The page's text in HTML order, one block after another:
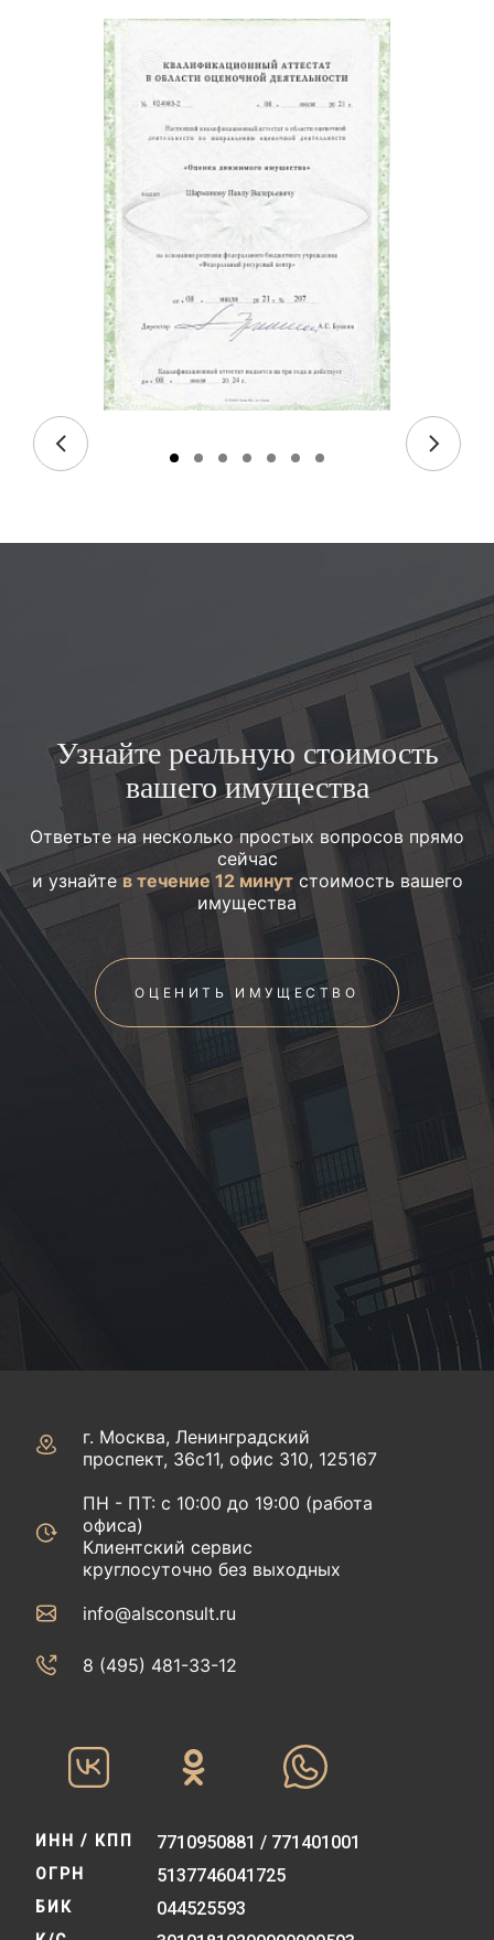
Узнайте реальную стоимость
вашего имущества
Ответьте на несколько простых вопросов прямо
сейчас
и узнайтев течение 12 минутстоимость вашего
имущества
ОЦЕНИТЬ ИМУЩЕСТВО
г. Москва, Ленинградский
проспект, 36с11, офис 310, 125167
ПН - ПТ: с 10:00 до 19:00 (работа
офиса)
Клиентский сервис
круглосуточно без выходных
info@alsconsult.ru
8 (495) 481-33-12‬‬
ИНН / КПП 7710950881 / 771401001
ОГРН 5137746041725
БИК 044525593